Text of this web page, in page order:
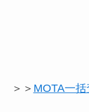
＞＞ MOTA一